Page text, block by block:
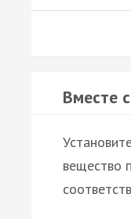
Вместе
вещество